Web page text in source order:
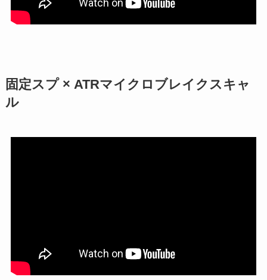
固定スプ × ATRマイクロブレイクスキャ
ル